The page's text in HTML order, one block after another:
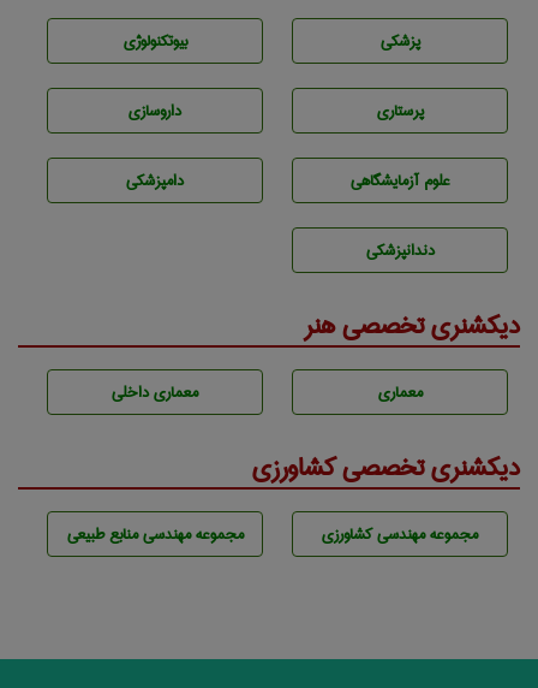
پزشكی بيوتكنولوژی
پرستاری داروسازی
علوم آزمايشگاهی دامپزشكی
دندانپزشكی
دیکشنری تخصصی هنر
معماری معماری داخلی
دیکشنری تخصصی کشاورزی
مجموعه مهندسی كشاورزی مجموعه مهندسی منابع طبيعی